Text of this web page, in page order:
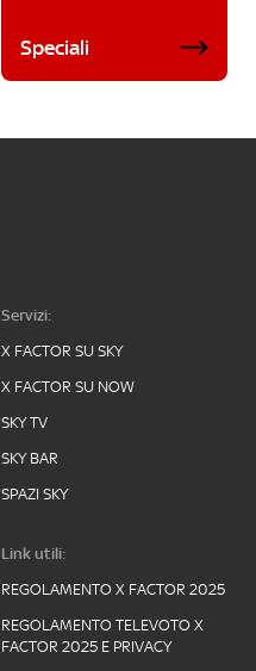
Speciali
Servizi:
X FACTOR SU SKY
X FACTOR SU NOW
SKY TV
SKY BAR
SPAZI SKY
Link utili:
REGOLAMENTO X FACTOR 2025
REGOLAMENTO TELEVOTO X
FACTOR 2025 E PRIVACY